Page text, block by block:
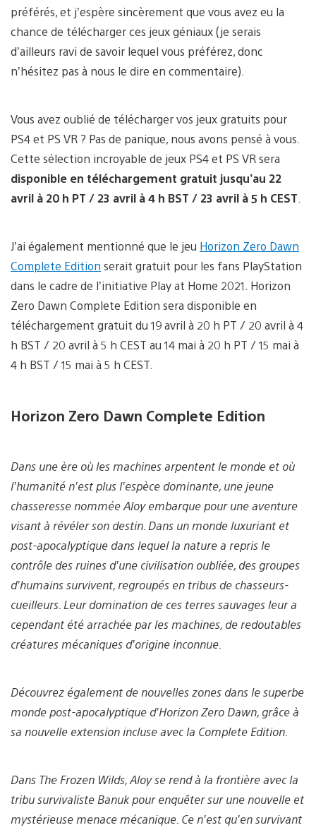
préférés, et j’espère sincèrement que vous avez eu la
chance de télécharger ces jeux géniaux (je serais
d’ailleurs ravi de savoir lequel vous préférez, donc
n’hésitez pas à nous le dire en commentaire).
Vous avez oublié de télécharger vos jeux gratuits pour
PS4 et PS VR ? Pas de panique, nous avons pensé à vous.
Cette sélection incroyable de jeux PS4 et PS VR sera
disponible en téléchargement gratuit jusqu’au 22
avril à 20 h PT / 23 avril à 4 h BST / 23 avril à 5 h CEST
J’ai également mentionné que le jeu Horizon Zero Dawn
Complete Edition serait gratuit pour les fans PlayStation
dans le cadre de l’initiative Play at Home 2021. Horizon
Zero Dawn Complete Edition sera disponible en
téléchargement gratuit du 19 avril à 20 h PT / 20 avril à 4
h BST / 20 avril à 5 h CEST au 14 mai à 20 h PT / 15 mai à
4 h BST / 15 mai à 5 h CEST.
Horizon Zero Dawn Complete Edition
Dans une ère où les machines arpentent le monde et où
l’humanité n’est plus l’espèce dominante, une jeune
chasseresse nommée Aloy embarque pour une aventure
visant à révéler son destin. Dans un monde luxuriant et
post-apocalyptique dans lequel la nature a repris le
contrôle des ruines d’une civilisation oubliée, des groupes
d’humains survivent, regroupés en tribus de chasseurs-
cueilleurs. Leur domination de ces terres sauvages leur a
cependant été arrachée par les machines, de redoutables
créatures mécaniques d’origine inconnue.
Découvrez également de nouvelles zones dans le superbe
monde post-apocalyptique d’Horizon Zero Dawn, grâce à
sa nouvelle extension incluse avec la Complete Edition.
Dans The Frozen Wilds, Aloy se rend à la frontière avec la
tribu survivaliste Banuk pour enquêter sur une nouvelle et
mystérieuse menace mécanique. Ce n’est qu’en survivant